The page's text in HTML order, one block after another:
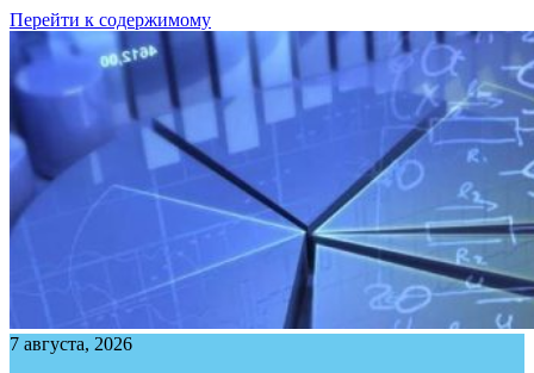
Перейти к содержимому
7 августа, 2026